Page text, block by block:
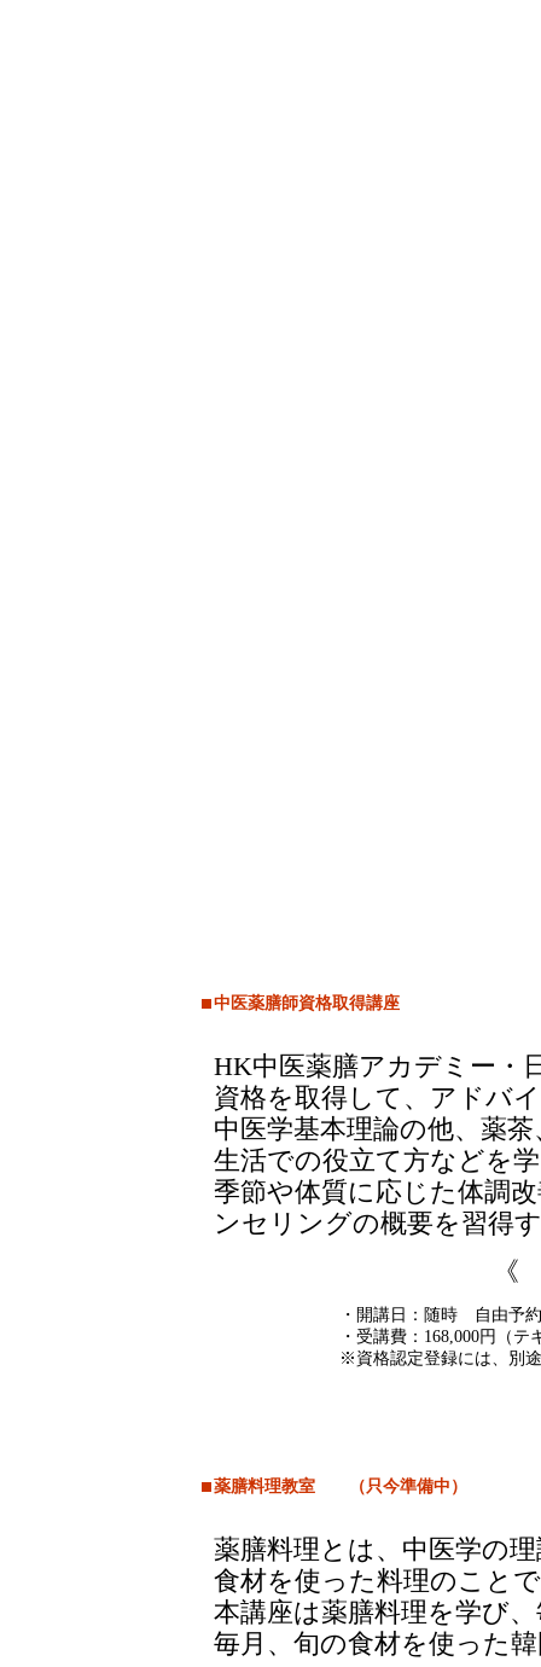
中医薬膳師資格取得講座
HK中医薬膳アカデミー・
資格を取得して、アドバ
中医学基本理論の他、薬
生活での役立て方などを
季節や体質に応じた体調
ンセリングの概要を習得
・開講日：随時 自由
・受講費：168,000円（
※資格認定登録には、別
薬膳料理教室 （只今準備中）
薬膳料理とは、中医学の
食材を使った料理のこと
本講座は薬膳料理を学び
毎月、旬の食材を使った